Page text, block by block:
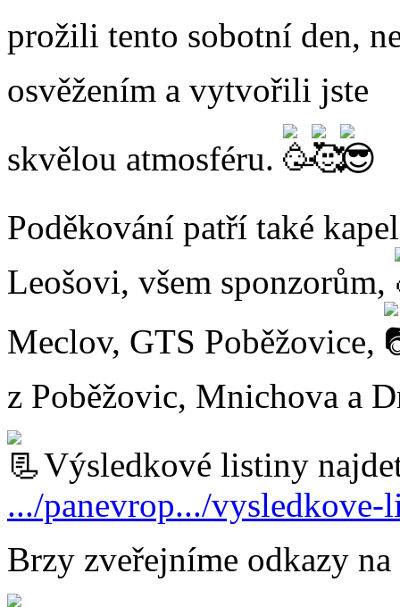
prožili tento sobotní den,
osvěžením a vytvořili jste
skvělou atmosféru.
Poděkování patří také
Leošovi, všem sponzorům,
Meclov, GTS Poběžovice,
z Poběžovic, Mnichova a
Výsledkové listiny
.../panevrop.../
Brzy zveřejníme odkazy